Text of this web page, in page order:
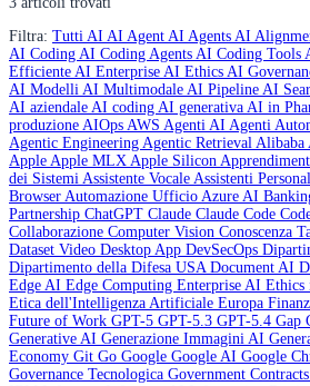
Filtra: Tutti AI AI Agent AI Agents AI
AI Coding AI Coding Agents AI Coding Tools
Efficiente AI Enterprise AI Ethics AI
AI Modelli AI Multimodale AI Pipeline AI
AI aziendale AI coding AI generativa AI in
produzione AIOps AWS Agenti AI Agenti
Agentic Engineering Agentic Retrieval Alibaba
Apple Apple MLX Apple Silicon
dei Sistemi Assistente Vocale Assistenti
Browser Automazione Ufficio Azure AI
Partnership ChatGPT Claude Claude Code
Collaborazione Computer Vision Conoscenza
Dataset Video Desktop App DevSecOps
Dipartimento della Difesa USA Document AI
Edge AI Edge Computing Enterprise AI Ethics
Etica dell'Intelligenza Artificiale Europa
Future of Work GPT-5 GPT-5.3 GPT-5.4 Gap
Generative AI Generazione Immagini AI
Economy Git Go Google Google AI Google
Governance Tecnologica Government Contracts